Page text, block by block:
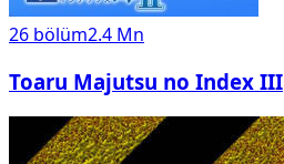
26 bölüm2.4 Mn
Toaru Majutsu no Index III